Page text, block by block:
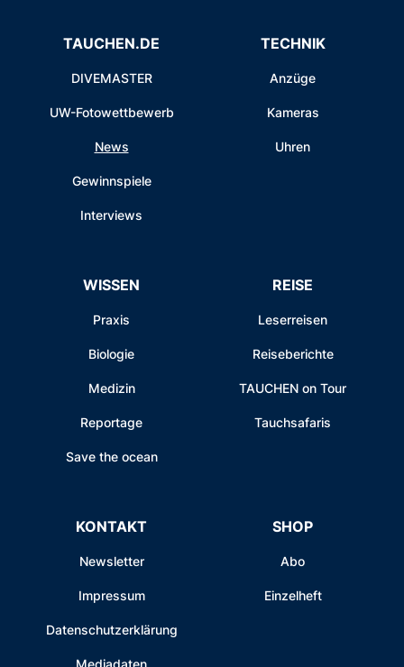
TAUCHEN.DE
DIVEMASTER
UW-Fotowettbewerb
News
Gewinnspiele
Interviews
TECHNIK
Anzüge
Kameras
Uhren
WISSEN
Praxis
Biologie
Medizin
Reportage
Save the ocean
REISE
Leserreisen
Reiseberichte
TAUCHEN on Tour
Tauchsafaris
KONTAKT
Newsletter
Impressum
Datenschutzerklärung
SHOP
Abo
Einzelheft